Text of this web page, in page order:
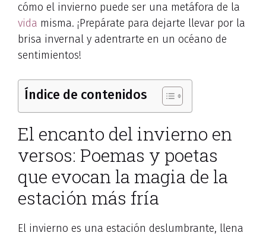
cómo el invierno puede ser una metáfora de la
vida misma. ¡Prepárate para dejarte llevar por la
brisa invernal y adentrarte en un océano de
sentimientos!
Índice de contenidos
El encanto del invierno en
versos: Poemas y poetas
que evocan la magia de la
estación más fría
El invierno es una estación deslumbrante, llena